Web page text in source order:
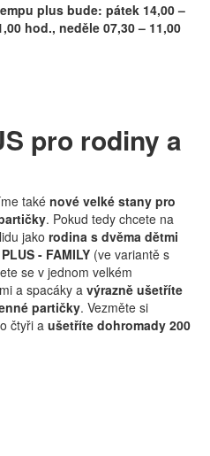
plus bude: pátek 14,00 –
hod., neděle 07,30 – 11,00
pro rodiny a
také nové velké stany pro
. Pokud tedy chcete na
jako rodina s dvěma dětmi
- FAMILY (ve variantě s
se v jednom velkém
a spacáky a výrazně ušetříte
partičky. Vezměte si
čtyři aušetříte dohromady 200